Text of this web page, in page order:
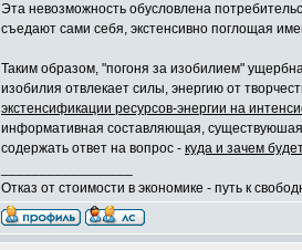
Эта невозможность обусловлена
съедают сами себя, экстенсивно поглощая
Таким образом, "погоня за изобилием"
изобилия отвлекает силы, энергию от
экстенсификации ресурсов-энергии на
информативная составляющая,
содержать ответ на вопрос - куда и зачем
Отказ от стоимости в экономике - путь к